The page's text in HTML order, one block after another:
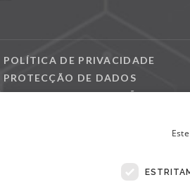
POLÍTICA DE PRIVACIDADE
PROTECÇÃO DE DADOS
CONSULTAR REQUISIÇÕES